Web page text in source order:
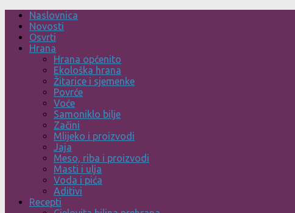
Skip
content
Naslovnica
Novosti
Osvrti
Hrana
Hrana općenito
Ekološka hrana
Žitarice i sjemenke
Povrće
Voće
Samoniklo bilje
Začini
Mlijeko i proizvodi
Jaja
Meso, riba i proizvodi
Masti i ulja
Voda i pića
Aditivi
Recepti